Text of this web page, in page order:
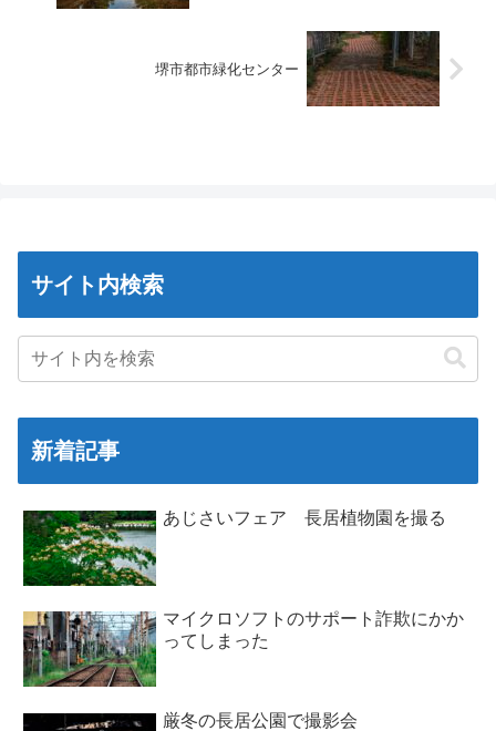
堺市都市緑化センター
サイト内検索
新着記事
あじさいフェア 長居植物園を撮る
マイクロソフトのサポート詐欺にかか
ってしまった
厳冬の長居公園で撮影会